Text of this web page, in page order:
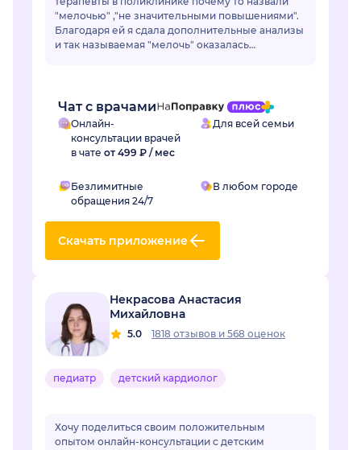
"мелочью" ,"не значительными повышениями".
Благодаря ей я сдала дополнительные анализы
и так называемая "мелочь" оказалась
Чат с врачами
Онлайн-
консультации врачей
в чате от 499 ₽ / мес
Для всей семьи
Безлимитные
обращения 24/7
В любом городе
Скачать приложение
Некрасова Анастасия
Михайловна
5.0 1818 отзывов и 568 оценок
педиатр детский кардиолог
Хочу поделиться своим положительным
опытом онлайн-консультации с детским